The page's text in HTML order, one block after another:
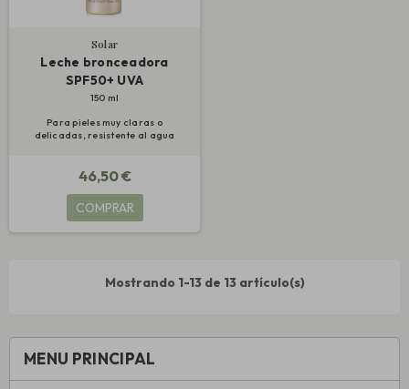
MENU PRINCIPAL
Solar
Leche bronceadora
SPF50+ UVA
150 ml
Para pieles muy claras o
delicadas, resistente al agua
46,50 €
COMPRAR
Mostrando 1-13 de 13 artículo(s)